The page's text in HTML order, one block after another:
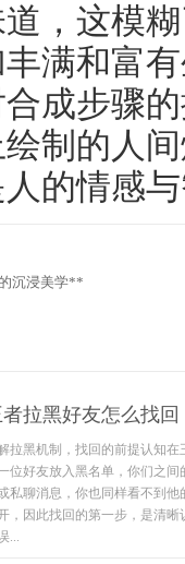
，这模
满和富
成步骤
制的人
的情感
沉浸美学**
拉黑好友怎么找
拉黑机制，找回的前提认知
位好友放入黑名单，你们之
私聊消息，你也同样看不到
，因此找回的第一步，是清
...